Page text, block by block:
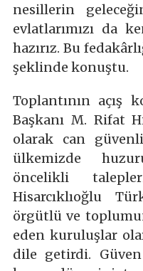
nesillerin
evlatlarımızı da
hazırız. Bu
şeklinde konuştu.
Toplantının açış
Başkanı M. Rifat
olarak can
ülkemizde
öncelikli
Hisarcıklıoğlu
örgütlü ve
eden kuruluşlar
dile getirdi.